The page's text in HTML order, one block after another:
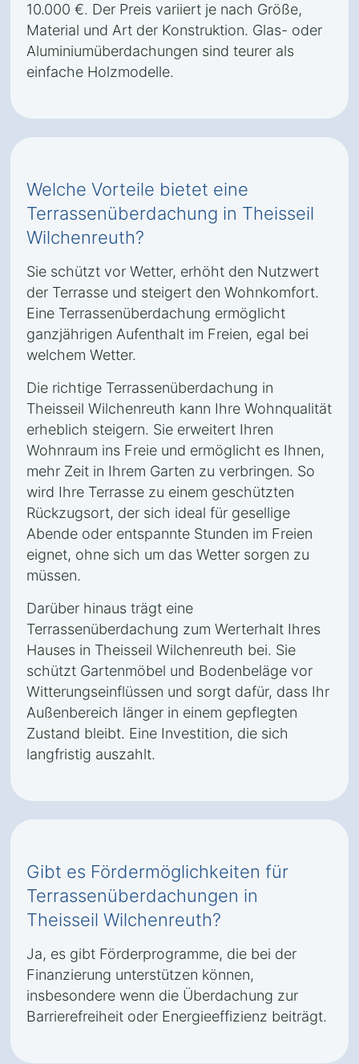
10.000 €. Der Preis variiert je nach Größe,
Material und Art der Konstruktion. Glas- oder
Aluminiumüberdachungen sind teurer als
einfache Holzmodelle.
Welche Vorteile bietet eine
Terrassenüberdachung in Theisseil
Wilchenreuth?
Sie schützt vor Wetter, erhöht den Nutzwert
der Terrasse und steigert den Wohnkomfort.
Eine Terrassenüberdachung ermöglicht
ganzjährigen Aufenthalt im Freien, egal bei
welchem Wetter.
Die richtige Terrassenüberdachung in
Theisseil Wilchenreuth kann Ihre Wohnqualität
erheblich steigern. Sie erweitert Ihren
Wohnraum ins Freie und ermöglicht es Ihnen,
mehr Zeit in Ihrem Garten zu verbringen. So
wird Ihre Terrasse zu einem geschützten
Rückzugsort, der sich ideal für gesellige
Abende oder entspannte Stunden im Freien
eignet, ohne sich um das Wetter sorgen zu
müssen.
Darüber hinaus trägt eine
Terrassenüberdachung zum Werterhalt Ihres
Hauses in Theisseil Wilchenreuth bei. Sie
schützt Gartenmöbel und Bodenbeläge vor
Witterungseinflüssen und sorgt dafür, dass Ihr
Außenbereich länger in einem gepflegten
Zustand bleibt. Eine Investition, die sich
langfristig auszahlt.
Gibt es Fördermöglichkeiten für
Terrassenüberdachungen in
Theisseil Wilchenreuth?
Ja, es gibt Förderprogramme, die bei der
Finanzierung unterstützen können,
insbesondere wenn die Überdachung zur
Barrierefreiheit oder Energieeffizienz beiträgt.